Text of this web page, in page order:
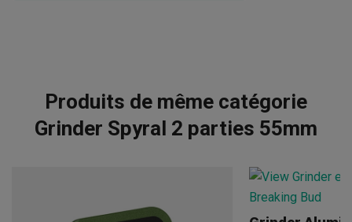
Produits de même catégorie
Grinder Spyral 2 parties 55mm